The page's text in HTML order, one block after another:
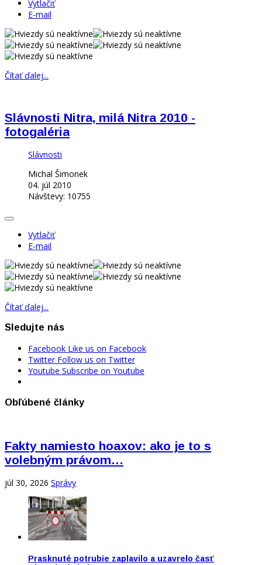
Vytlačiť
E-mail
Čítať ďalej...
Slávnosti Nitra, milá Nitra 2010 -
fotogaléria
Slávnosti
Michal Šimonek
04. júl 2010
Návštevy: 10755
Vytlačiť
E-mail
Čítať ďalej...
Sledujte nás
Facebook Like us on Facebook
Twitter Follow us on Twitter
Youtube Subscribe on Youtube
Obľúbené články
Fakty namiesto hoaxov: ako je to s
volebným právom…
júl 30, 2026 Správy
Prasknuté potrubie zaplavilo a uzavrelo časť